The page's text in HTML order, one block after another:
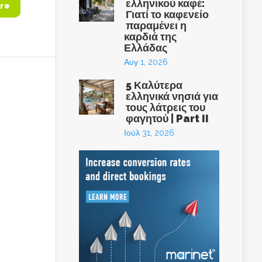
ελληνικού καφέ:
Γιατί το καφενείο
παραμένει η
καρδιά της
Ελλάδας
Αυγ 1, 2026
5 Καλύτερα
ελληνικά νησιά για
τους λάτρεις του
φαγητού | Part II
Ιούλ 31, 2026